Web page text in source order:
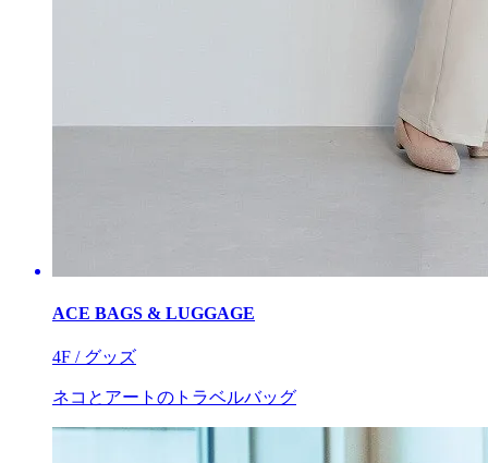
ACE BAGS & LUGGAGE
4F / グッズ
ネコとアートのトラベルバッグ